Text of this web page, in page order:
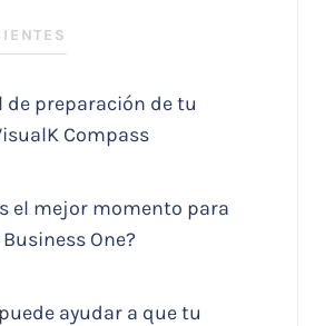
de preparación de tu
Compass
el mejor momento para
One?
ayudar a que tu